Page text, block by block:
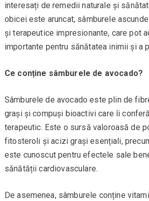
interesați de remedii naturale și
obicei este aruncat, sâmburele
și terapeutice impresionante, care pot
importante pentru sănătatea inimii și a
Ce conține sâmburele de avocado?
Sâmburele de avocado este plin de
grași și compuși bioactivi care îi
terapeutic. Este o sursă valoroasă de
fitosteroli și acizi grași esențiali,
este cunoscut pentru efectele sale
sănătății cardiovasculare.
De asemenea, sâmburele conține